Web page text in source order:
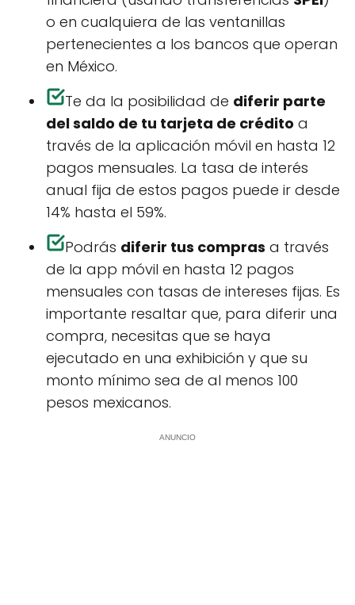
o en cualquiera de las ventanillas
pertenecientes a los bancos que operan
en México.
Te da la posibilidad de diferir parte
del saldo de tu tarjeta de crédito a
través de la aplicación móvil en hasta 12
pagos mensuales. La tasa de interés
anual fija de estos pagos puede ir desde
14% hasta el 59%.
Podrás diferir tus compras a través
de la app móvil en hasta 12 pagos
mensuales con tasas de intereses fijas. Es
importante resaltar que, para diferir una
compra, necesitas que se haya
ejecutado en una exhibición y que su
monto mínimo sea de al menos 100
pesos mexicanos.
ANUNCIO